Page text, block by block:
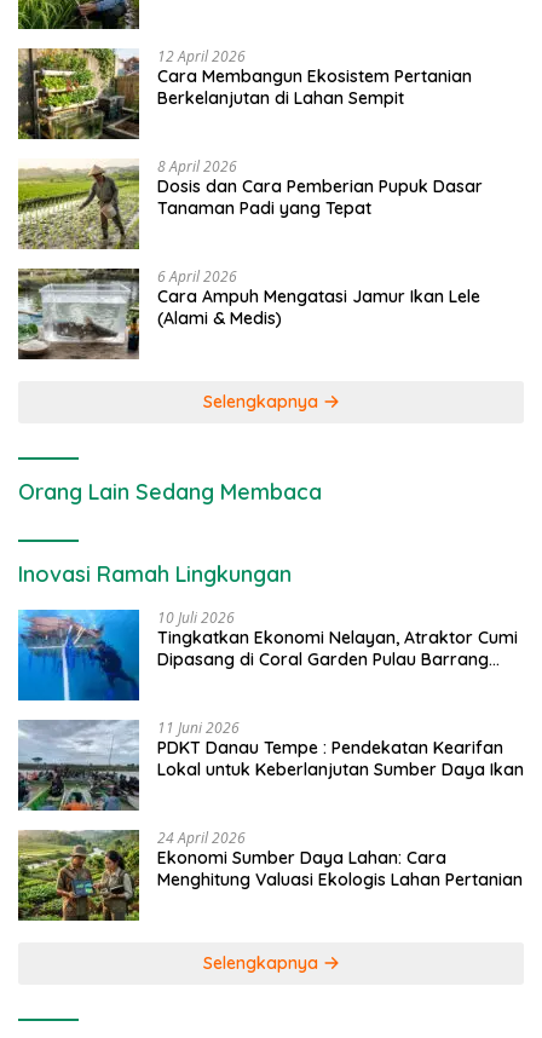
12 April 2026
Cara Membangun Ekosistem Pertanian
Berkelanjutan di Lahan Sempit
8 April 2026
Dosis dan Cara Pemberian Pupuk Dasar
Tanaman Padi yang Tepat
6 April 2026
Cara Ampuh Mengatasi Jamur Ikan Lele
(Alami & Medis)
Selengkapnya
Orang Lain Sedang Membaca
Inovasi Ramah Lingkungan
10 Juli 2026
Tingkatkan Ekonomi Nelayan, Atraktor Cumi
Dipasang di Coral Garden Pulau Barrang
11 Juni 2026
PDKT Danau Tempe : Pendekatan Kearifan
Lokal untuk Keberlanjutan Sumber Daya Ikan
24 April 2026
Ekonomi Sumber Daya Lahan: Cara
Menghitung Valuasi Ekologis Lahan Pertanian
Selengkapnya